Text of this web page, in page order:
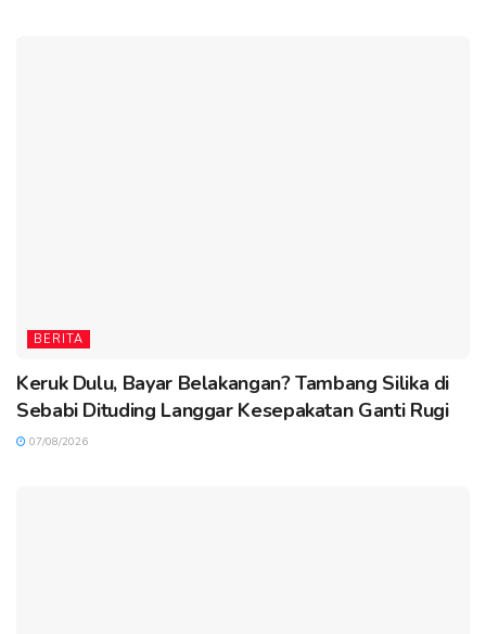
BERITA
Keruk Dulu, Bayar Belakangan? Tambang Silika di
Sebabi Dituding Langgar Kesepakatan Ganti Rugi
07/08/2026